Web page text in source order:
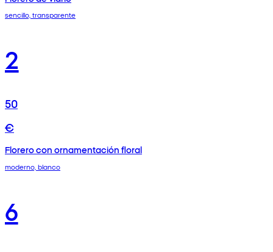
sencillo, transparente
2
50
€
Florero con ornamentación floral
moderno, blanco
6